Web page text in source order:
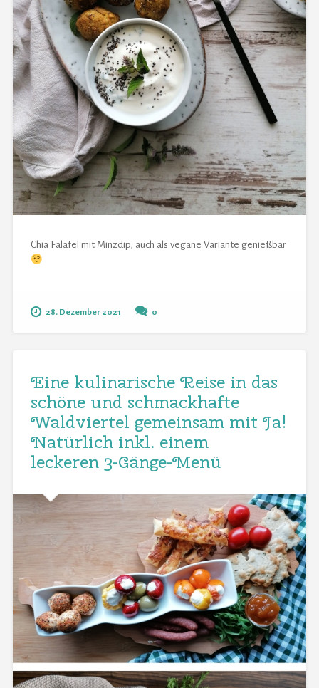
Chia Falafel mit Minzdip, auch als vegane Variante genießbar
28. Dezember 2021 0
Eine kulinarische Reise in das
schöne und schmackhafte
Waldviertel gemeinsam mit Ja!
Natürlich inkl. einem
leckeren 3-Gänge-Menü